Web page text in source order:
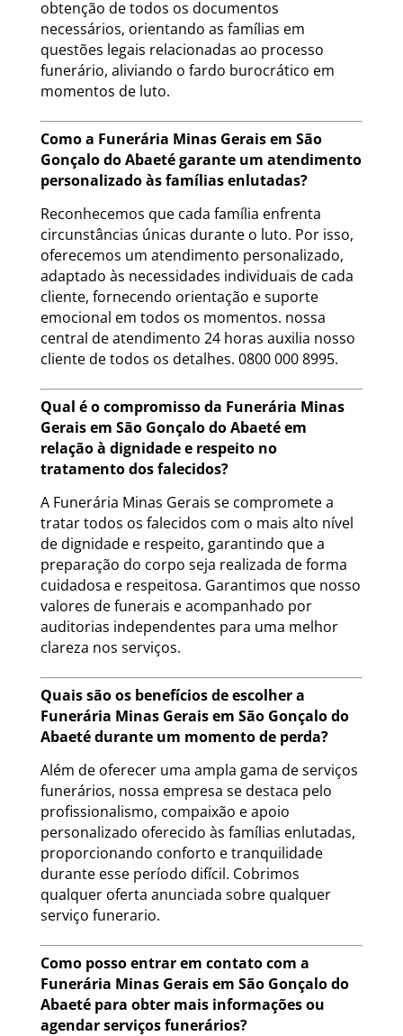
obtenção de todos os documentos
necessários, orientando as famílias em
questões legais relacionadas ao processo
funerário, aliviando o fardo burocrático em
momentos de luto.
Como a Funerária Minas Gerais em São
Gonçalo do Abaeté garante um atendimento
personalizado às famílias enlutadas?
Reconhecemos que cada família enfrenta
circunstâncias únicas durante o luto. Por isso,
oferecemos um atendimento personalizado,
adaptado às necessidades individuais de cada
cliente, fornecendo orientação e suporte
emocional em todos os momentos. nossa
central de atendimento 24 horas auxilia nosso
cliente de todos os detalhes. 0800 000 8995.
Qual é o compromisso da Funerária Minas
Gerais em São Gonçalo do Abaeté em
relação à dignidade e respeito no
tratamento dos falecidos?
A Funerária Minas Gerais se compromete a
tratar todos os falecidos com o mais alto nível
de dignidade e respeito, garantindo que a
preparação do corpo seja realizada de forma
cuidadosa e respeitosa. Garantimos que nosso
valores de funerais e acompanhado por
auditorias independentes para uma melhor
clareza nos serviços.
Quais são os benefícios de escolher a
Funerária Minas Gerais em São Gonçalo do
Abaeté durante um momento de perda?
Além de oferecer uma ampla gama de serviços
funerários, nossa empresa se destaca pelo
profissionalismo, compaixão e apoio
personalizado oferecido às famílias enlutadas,
proporcionando conforto e tranquilidade
durante esse período difícil. Cobrimos
qualquer oferta anunciada sobre qualquer
serviço funerario.
Como posso entrar em contato com a
Funerária Minas Gerais em São Gonçalo do
Abaeté para obter mais informações ou
agendar serviços funerários?